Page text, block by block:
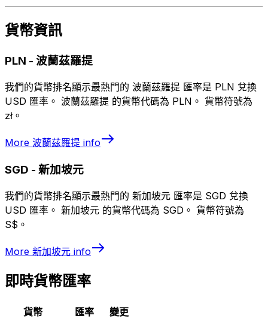
貨幣資訊
PLN - 波蘭茲羅提
我們的貨幣排名顯示最熱門的 波蘭茲羅提 匯率是 PLN 兌換
USD 匯率。 波蘭茲羅提 的貨幣代碼為 PLN。 貨幣符號為
zł。
More 波蘭茲羅提 info
SGD - 新加坡元
我們的貨幣排名顯示最熱門的 新加坡元 匯率是 SGD 兌換
USD 匯率。 新加坡元 的貨幣代碼為 SGD。 貨幣符號為
S$。
More 新加坡元 info
即時貨幣匯率
貨幣 匯率
變更